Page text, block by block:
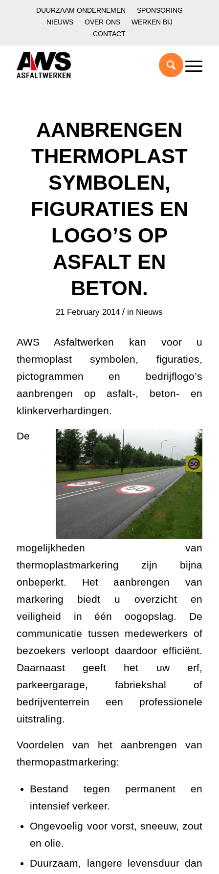
DUURZAAM ONDERNEMEN
SPONSORING
NIEUWS
OVER ONS
WERKEN BIJ
CONTACT
AANBRENGEN
THERMOPLAST
SYMBOLEN,
FIGURATIES EN
LOGO’S OP
ASFALT EN
BETON.
21 February 2014 / in Nieuws
AWS Asfaltwerken kan voor u
thermoplast symbolen, figuraties,
pictogrammen en bedrijflogo’s
aanbrengen op asfalt-, beton- en
klinkerverhardingen.
De
mogelijkheden van
thermoplastmarkering zijn bijna
onbeperkt. Het aanbrengen van
markering biedt u overzicht en
veiligheid in één oogopslag. De
communicatie tussen medewerkers of
bezoekers verloopt daardoor efficiënt.
Daarnaast geeft het uw erf,
parkeergarage, fabriekshal of
bedrijventerrein een professionele
uitstraling.
Voordelen van het aanbrengen van
thermopastmarkering:
Bestand tegen permanent en
intensief verkeer.
Ongevoelig voor vorst, sneeuw, zout
en olie.
Duurzaam, langere levensduur dan